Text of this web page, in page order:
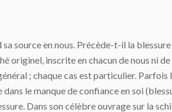
source en nous. Précède-t-il la
inscrite en chacun de nous ni
; chaque cas est particulier.
le manque de confiance en soi
Dans son célèbre ouvrage sur la